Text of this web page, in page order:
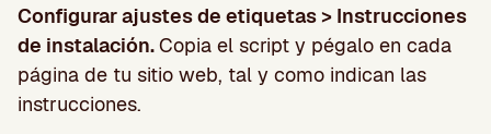
Configurar ajustes de etiquetas > Instrucciones
de instalación.Copia el script y pégalo en cada
página de tu sitio web, tal y como indican las
instrucciones.